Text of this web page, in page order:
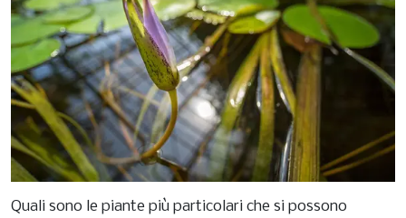
Quali sono le piante più particolari che si possono